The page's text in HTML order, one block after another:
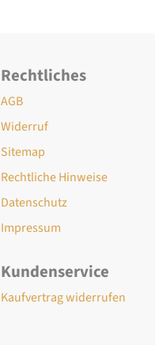
Rechtliches
AGB
Widerruf
Sitemap
Rechtliche Hinweise
Datenschutz
Impressum
Kundenservice
Kaufvertrag widerrufen